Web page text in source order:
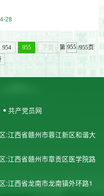
28
954 955 下页 第
/955页
共产党员网
:江西省赣州市蓉江新区和谐大
:江西省赣州市章贡区医学院路
:江西省龙南市龙南镇外环路1